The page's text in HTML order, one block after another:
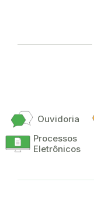
Ouvidoria
Processos
Eletrônicos